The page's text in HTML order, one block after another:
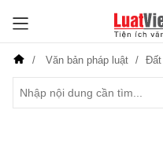
Văn bản pháp luật Đất